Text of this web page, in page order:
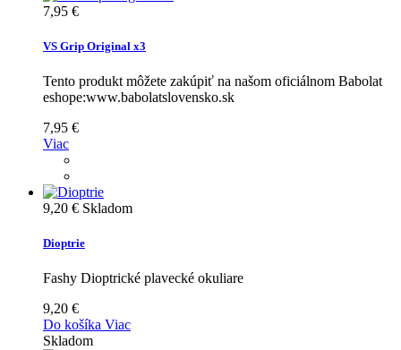
7,95 €
VS Grip Original x3
Tento produkt môžete zakúpiť na našom oficiálnom Babolat
eshope:www.babolatslovensko.sk
7,95 €
Viac
9,20 € Skladom
Dioptrie
Fashy Dioptrické plavecké okuliare
9,20 €
Do košíka Viac
Skladom